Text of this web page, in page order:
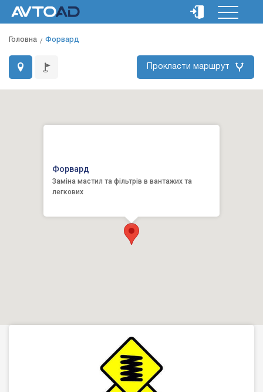
Головна Форвард
Прокласти маршрут
Форвард
Заміна мастил та фільтрів в вантажих та
легкових